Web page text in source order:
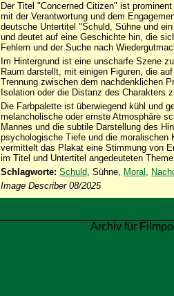
Der Titel "Concerned Citizen" ist
mit der Verantwortung und dem
deutsche Untertitel "Schuld, Sühne und
und deutet auf eine Geschichte hin, die
Fehlern und der Suche nach
Im Hintergrund ist eine unscharfe Szene
Raum darstellt, mit einigen Figuren, die
Trennung zwischen dem nachdenklichen
Isolation oder die Distanz des Charakters
Die Farbpalette ist überwiegend kühl und
melancholische oder ernste Atmosphäre
Mannes und die subtile Darstellung des
psychologische Tiefe und die
vermittelt das Plakat eine Stimmung von
im Titel und Untertitel angedeuteten
Schlagworte: Schuld, Sühne, Moral ,
Image Describer 08/2025
Archiv für